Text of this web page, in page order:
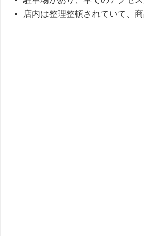
店内は整理整頓されていて、